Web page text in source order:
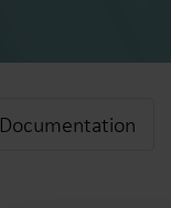
Documentation